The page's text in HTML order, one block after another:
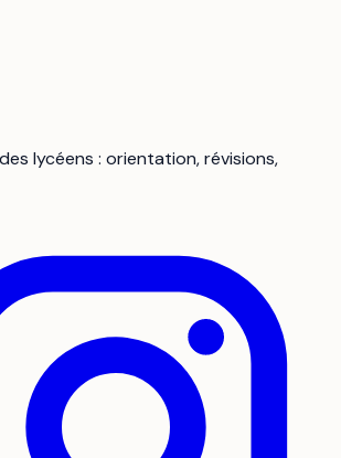
lycéens : orientation, révisions,